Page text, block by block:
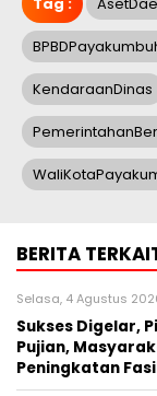
KendaraanDinas
BERITA
Selasa, 4 Agustus
Sukses Digelar,
Pujian,
Peningkatan